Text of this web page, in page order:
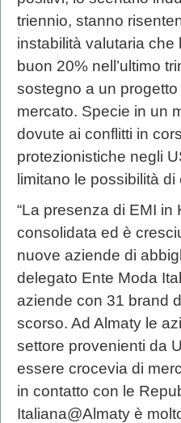
triennio, stanno
instabilità valutaria che
buon 20% nell’ultimo
sostegno a un
mercato. Specie in un
dovute ai conflitti in
protezionistiche negli
limitano le possibilità
“La presenza di EMI
consolidata ed è
nuove aziende di
delegato Ente Moda
aziende con 31 brand
scorso. Ad Almaty le
settore provenienti da
essere crocevia di
in contatto con le
Italiana@Almaty è